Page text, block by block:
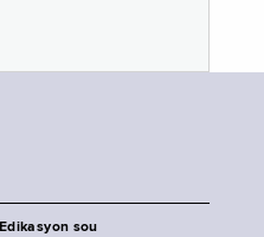
Edikasyon sou